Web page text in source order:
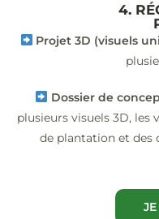
4.
Projet 3D (visuels
Dossier de
plusieurs visuels 3D, les
de plantation et des